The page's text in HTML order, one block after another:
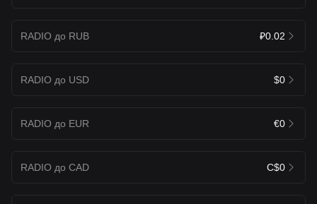
RADIO до RUB ₽0.02
RADIO до USD $0
RADIO до EUR €0
RADIO до CAD C$0